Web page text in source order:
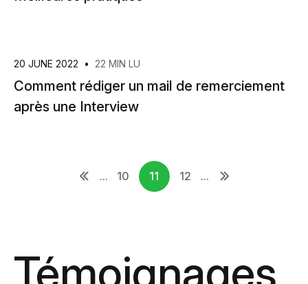
20 JUNE 2022 • 22 MIN LU
Comment rédiger un mail de remerciement
après une Interview
... 10 11 12 ...
Témoignages